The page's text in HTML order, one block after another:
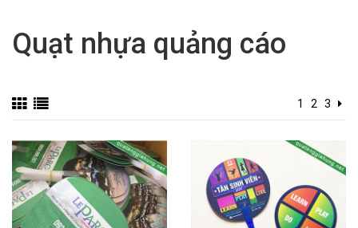
Quạt nhựa quảng cáo
1 2 3